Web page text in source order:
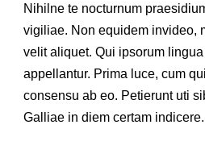
Nihilne te nocturnum
vigiliae. Non equidem invideo,
velit aliquet. Qui ipsorum
appellantur. Prima luce, cum
consensu ab eo. Petierunt uti
Galliae in diem certam indicere.